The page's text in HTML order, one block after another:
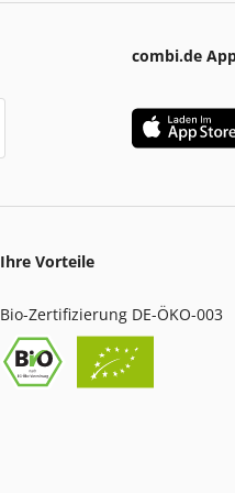
combi.de
Ihre Vorteile
Bio-Zertifizierung DE-ÖKO-003